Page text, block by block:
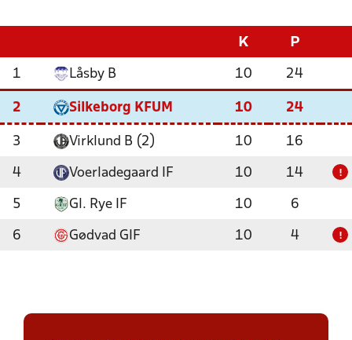
K P
1 Låsby B 10 24
2 Silkeborg KFUM 10 24
3 Virklund B (2) 10 16
4 Voerladegaard IF 10 14 !
5 Gl. Rye IF 10 6
6 Gødvad GIF 10 4 !